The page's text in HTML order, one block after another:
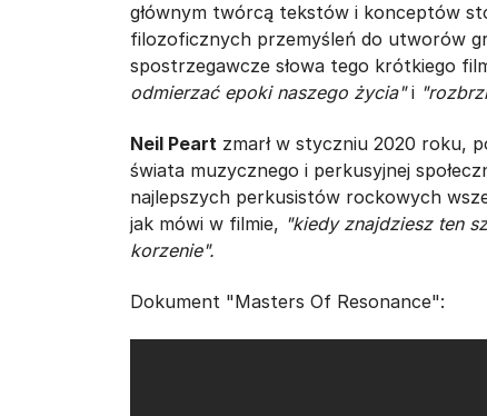
głównym twórcą tekstów i konceptów
filozoficznych przemyśleń do utworów
spostrzegawcze słowa tego krótkiego
odmierzać epoki naszego życia"i
Neil Peart zmarł w styczniu 2020 roku,
świata muzycznego i perkusyjnej
najlepszych perkusistów rockowych
jak mówi w filmie, "kiedy znajdziesz ten
korzenie".
Dokument "Masters Of Resonance":